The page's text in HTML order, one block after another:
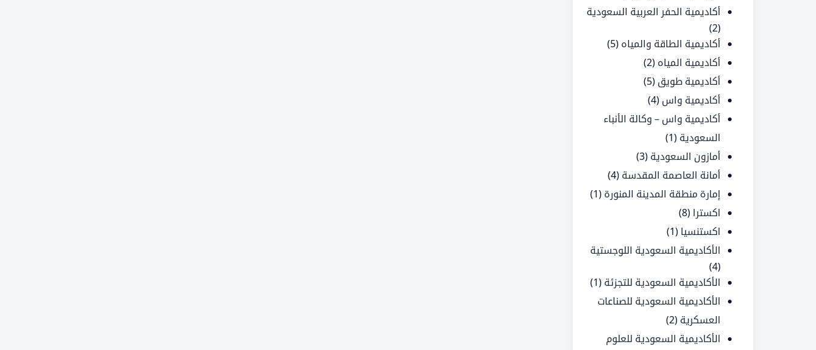
أكاديمية الحفر العربية السعودية
(2)
أكاديمية الطاقة والمياه (5)
أكاديمية المياه (2)
أكاديمية طويق (5)
أكاديمية واس (4)
أكاديمية واس – وكالة الأنباء
السعودية (1)
أمازون السعودية (3)
أمانة العاصمة المقدسة (4)
إمارة منطقة المدينة المنورة (1)
اكسترا (8)
اكستنسيا (1)
الأكاديمية السعودية اللوجستية
(4)
الأكاديمية السعودية للتجزئة (1)
الأكاديمية السعودية للصناعات
العسكرية (2)
الأكاديمية السعودية للعلوم